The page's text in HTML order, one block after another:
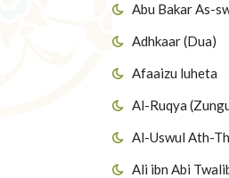
Abu Bakar As-
Adhkaar (Dua)
Afaaizu luheta
Al-Ruqya
Al-Uswul Ath-
Ali ibn Abi